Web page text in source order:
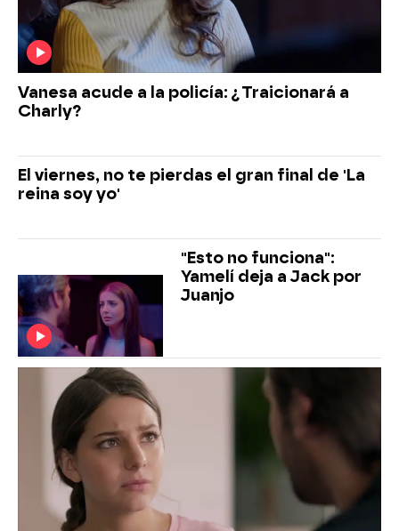
Vanesa acude a la policía: ¿Traicionará a
Charly?
El viernes, no te pierdas el gran final de 'La
reina soy yo'
"Esto no funciona":
Yamelí deja a Jack por
Juanjo